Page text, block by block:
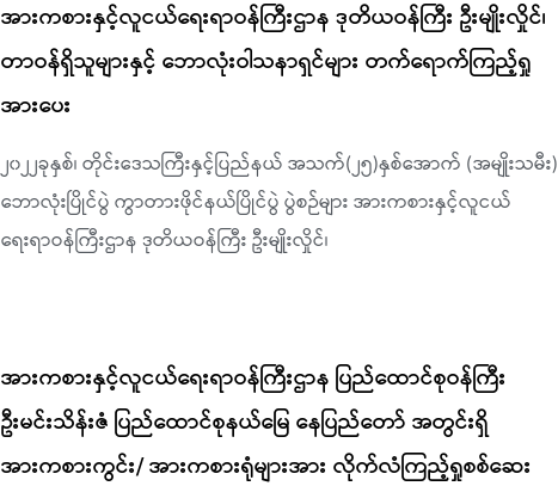
အားကစားနှင့်လူငယ်ရေးရာဝန်ကြီးဌာန ဒုတိယဝန်ကြီး ဦးမျိုးလှိုင်၊
တာဝန်ရှိသူများနှင့် ဘောလုံးဝါသနာရှင်များ တက်ရောက်ကြည့်ရှု
အားပေး
၂၀၂၂ခုနှစ်၊ တိုင်းဒေသကြီးနှင့်ပြည်နယ် အသက်(၂၅)နှစ်အောက် (အမျိုးသမီး)
ဘောလုံးပြိုင်ပွဲ ကွာတားဖိုင်နယ်ပြိုင်ပွဲ ပွဲစဉ်များ အားကစားနှင့်လူငယ်
ရေးရာဝန်ကြီးဌာန ဒုတိယဝန်ကြီး ဦးမျိုးလှိုင်၊
အားကစားနှင့်လူငယ်ရေးရာဝန်ကြီးဌာန ပြည်ထောင်စုဝန်ကြီး
ဦးမင်းသိန်းဇံ ပြည်ထောင်စုနယ်မြေ နေပြည်တော် အတွင်းရှိ
အားကစားကွင်း/ အားကစားရုံများအား လိုက်လံကြည့်ရှုစစ်ဆေး